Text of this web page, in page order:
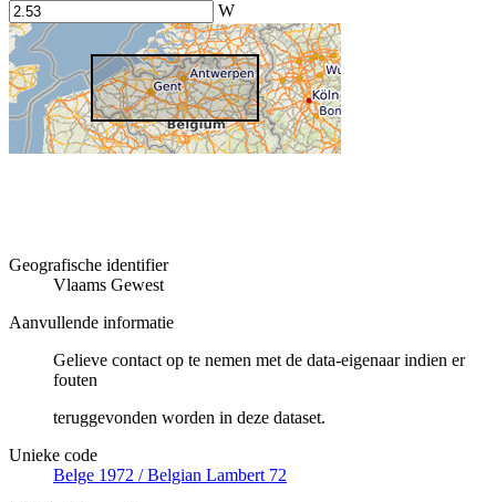
W
Geografische identifier
Vlaams Gewest
Aanvullende informatie
Gelieve contact op te nemen met de data-eigenaar indien er
fouten
teruggevonden worden in deze dataset.
Unieke code
Belge 1972 / Belgian Lambert 72